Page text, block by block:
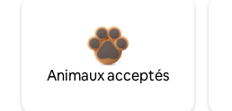
Animaux acceptés